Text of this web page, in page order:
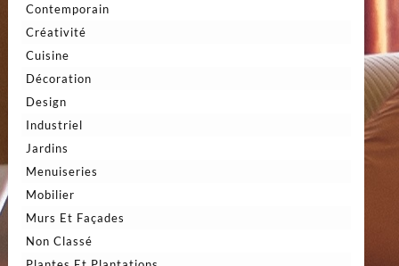
Contemporain
Créativité
Cuisine
Décoration
Design
Industriel
Jardins
Menuiseries
Mobilier
Murs Et Façades
Non Classé